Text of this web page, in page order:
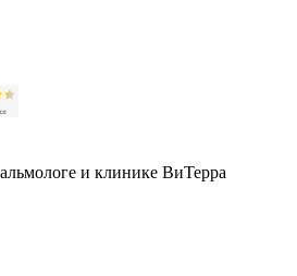
и клинике ВиТерра